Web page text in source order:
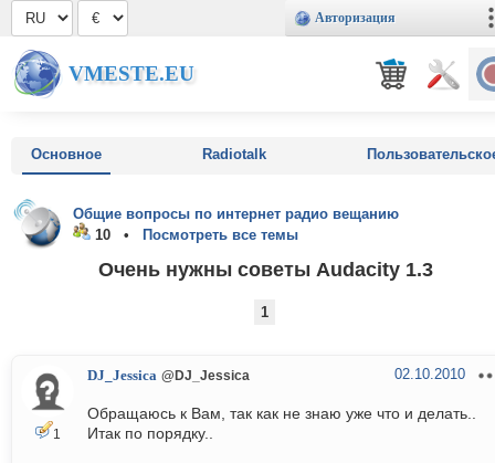
Авторизация
VMESTE.EU
Основное Radiotalk
Общие вопросы по интернет радио вещанию
10 •
Посмотреть все темы
Очень нужны советы Audacity 1.3
1
1
DJ_Jessica @DJ_Jessica 02.10.2010
Обращаюсь к Вам, так как не знаю уже что и делать..
Итак по порядку..